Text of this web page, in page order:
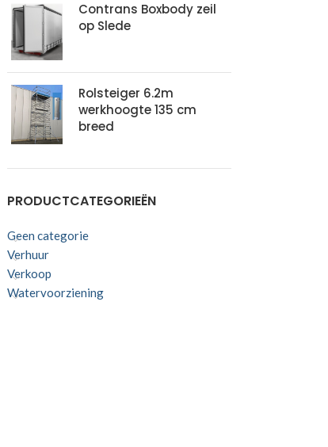
Contrans Boxbody zeil
op Slede
Rolsteiger 6.2m
werkhoogte 135 cm
breed
PRODUCTCATEGORIEËN
Geen categorie
Verhuur
Verkoop
Watervoorziening